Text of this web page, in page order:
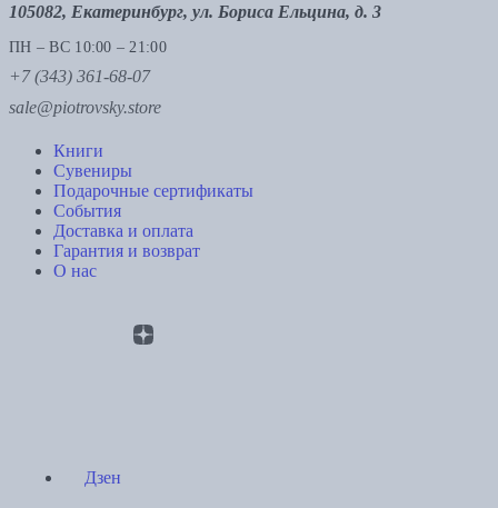
105082, Екатеринбург, ул. Бориса Ельцина, д. 3
ПН – ВС 10:00 – 21:00
+7 (343) 361-68-07
sale@piotrovsky.store
Книги
Сувениры
Подарочные сертификаты
События
Доставка и оплата
Гарантия и возврат
О нас
Дзен